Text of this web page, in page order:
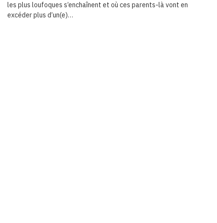
les plus loufoques s’enchaînent et où ces parents-là vont en
excéder plus d’un(e)…